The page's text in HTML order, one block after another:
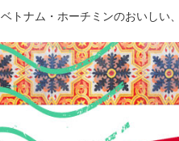
ベトナム・ホーチミンのおいしい